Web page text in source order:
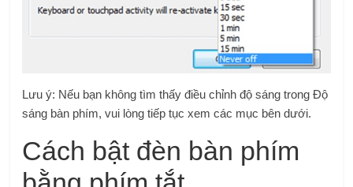
Lưu ý: Nếu bạn không tìm thấy điều chỉnh độ sáng trong Độ
sáng bàn phím, vui lòng tiếp tục xem các mục bên dưới.
Cách bật đèn bàn phím